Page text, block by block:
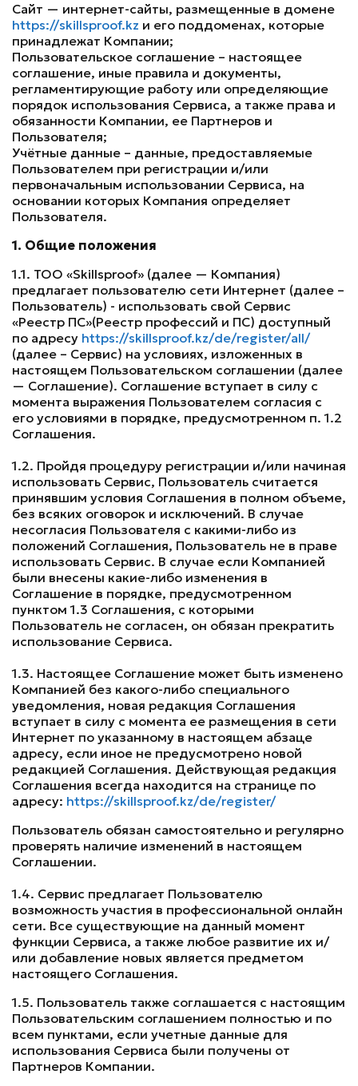
Сайт — интернет-сайты, размещенные в домене
https://skillsproof.kz и его поддоменах, которые
принадлежат Компании;
Пользовательское соглашение – настоящее
соглашение, иные правила и документы,
регламентирующие работу или определяющие
порядок использования Сервиса, а также права и
обязанности Компании, ее Партнеров и
Пользователя;
Учётные данные – данные, предоставляемые
Пользователем при регистрации и/или
первоначальным использовании Сервиса, на
основании которых Компания определяет
Пользователя.
1. Общие положения
1.1. ТОО «Skillsproof» (далее — Компания)
предлагает пользователю сети Интернет (далее –
Пользователь) - использовать свой Сервис
«Реестр ПС»(Реестр профессий и ПС) доступный
по адресу https://skillsproof.kz/de/register/all/
(далее – Сервис) на условиях, изложенных в
настоящем Пользовательском соглашении (далее
— Соглашение). Соглашение вступает в силу с
момента выражения Пользователем согласия с
его условиями в порядке, предусмотренном п. 1.2
Соглашения.
1.2. Пройдя процедуру регистрации и/или начиная
использовать Сервис, Пользователь считается
принявшим условия Соглашения в полном объеме,
без всяких оговорок и исключений. В случае
несогласия Пользователя с какими-либо из
положений Соглашения, Пользователь не в праве
использовать Сервис. В случае если Компанией
были внесены какие-либо изменения в
Соглашение в порядке, предусмотренном
пунктом 1.3 Соглашения, с которыми
Пользователь не согласен, он обязан прекратить
использование Сервиса.
1.3. Настоящее Соглашение может быть изменено
Компанией без какого-либо специального
уведомления, новая редакция Соглашения
вступает в силу с момента ее размещения в сети
Интернет по указанному в настоящем абзаце
адресу, если иное не предусмотрено новой
редакцией Соглашения. Действующая редакция
Соглашения всегда находится на странице по
адресу: https://skillsproof.kz/de/register/
Пользователь обязан самостоятельно и регулярно
проверять наличие изменений в настоящем
Соглашении.
1.4. Сервис предлагает Пользователю
возможность участия в профессиональной онлайн
сети. Все существующие на данный момент
функции Сервиса, а также любое развитие их и/
или добавление новых является предметом
настоящего Соглашения.
1.5. Пользователь также соглашается с настоящим
Пользовательским соглашением полностью и по
всем пунктами, если учетные данные для
использования Сервиса были получены от
Партнеров Компании.